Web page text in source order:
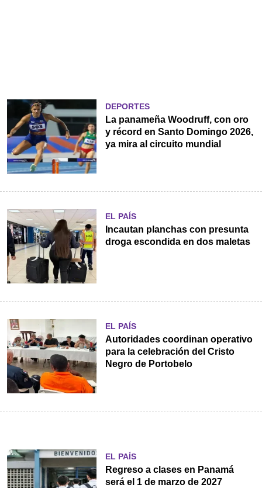
DEPORTES
La panameña Woodruff, con oro
y récord en Santo Domingo 2026,
ya mira al circuito mundial
EL PAÍS
Incautan planchas con presunta
droga escondida en dos maletas
EL PAÍS
Autoridades coordinan operativo
para la celebración del Cristo
Negro de Portobelo
EL PAÍS
Regreso a clases en Panamá
será el 1 de marzo de 2027